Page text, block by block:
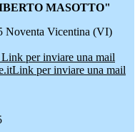
MASOTTO"
Noventa Vicentina (VI)
Link per inviare una mail
Link per inviare una mail